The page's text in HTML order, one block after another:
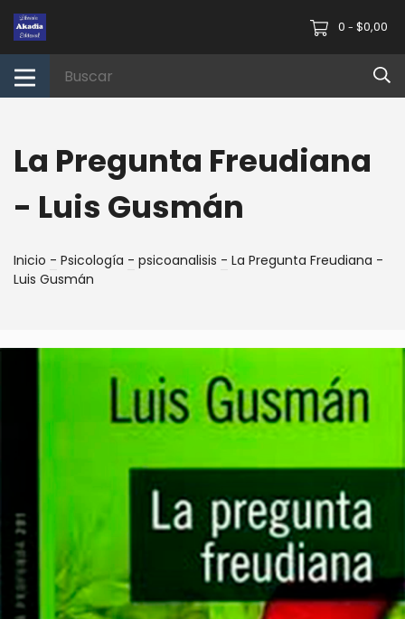
0 - $0,00
La Pregunta Freudiana
- Luis Gusmán
Inicio - Psicología - psicoanalisis - La Pregunta Freudiana -
Luis Gusmán